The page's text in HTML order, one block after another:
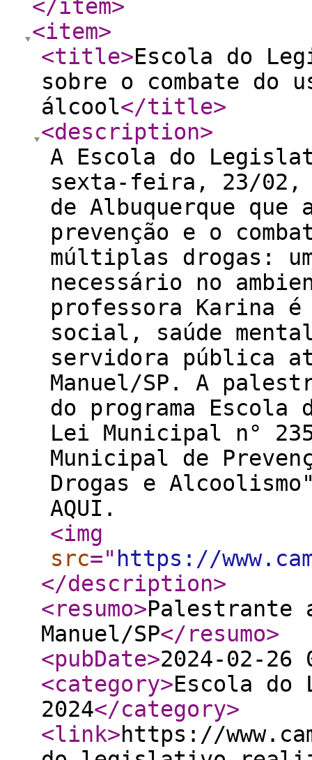
</item>
<item>
<title>Escola do
sobre o combate do
álcool</title>
<description>
A Escola do
sexta-feira, 23/02,
de Albuquerque
prevenção e o
múltiplas drogas:
necessário no
professora Karina
social, saúde
servidora pública
Manuel/SP. A
do programa
Lei Municipal n°
Municipal de
Drogas e
AQUI.
<img
src=" https://
</description>
<resumo>Palestrante
Manuel/SP</resumo>
<pubDate>2024-02-26
<category>Escola
2024</category>
<link>https://